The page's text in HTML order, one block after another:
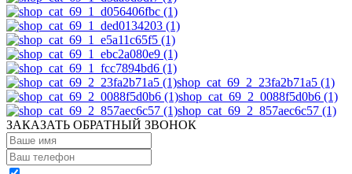
shop_cat_69_2_23fa2b71a5 (1)
shop_cat_69_2_0088f5d0b6 (1)
shop_cat_69_2_857aec6c57 (1)
ЗАКАЗАТЬ ОБРАТНЫЙ ЗВОНОК